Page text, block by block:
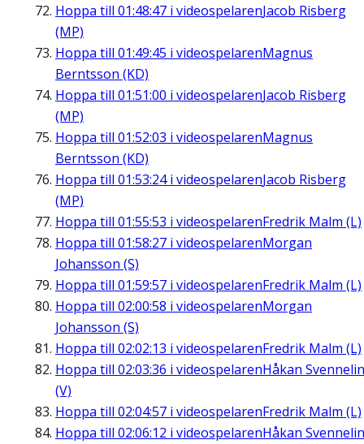
Hoppa till 01:48:47 i videospelarenJacob Risberg
(MP)
Hoppa till 01:49:45 i videospelarenMagnus
Berntsson (KD)
Hoppa till 01:51:00 i videospelarenJacob Risberg
(MP)
Hoppa till 01:52:03 i videospelarenMagnus
Berntsson (KD)
Hoppa till 01:53:24i videospelarenJacob Risberg
(MP)
Hoppa till 01:55:53 i videospelarenFredrik Malm (L)
Hoppa till 01:58:27 i videospelarenMorgan
Johansson (S)
Hoppa till 01:59:57 i videospelarenFredrik Malm (L)
Hoppa till 02:00:58 i videospelarenMorgan
Johansson (S)
Hoppa till 02:02:13 i videospelarenFredrik Malm (L)
Hoppa till 02:03:36 i videospelarenHåkan
(V)
Hoppa till 02:04:57 i videospelarenFredrik Malm (L)
Hoppa till 02:06:12 i videospelarenHåkan